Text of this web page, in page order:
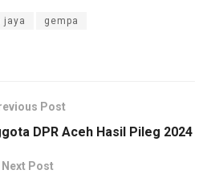
jaya gempa
Post
DPR Aceh Hasil Pileg 2024
Next Post